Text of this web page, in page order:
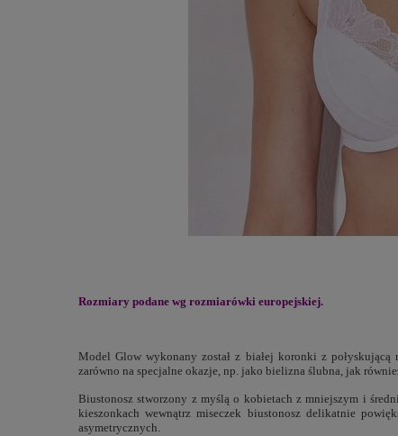
Rozmiary podane wg rozmiarówki europejskiej.
Model Glow wykonany został z białej koronki z
zarówno na specjalne okazje, np. jako bielizna ślubna, jak
Biustonosz stworzony z myślą o kobietach z mniejszym i
kieszonkach wewnątrz miseczek biustonosz delikatnie
asymetrycznych.